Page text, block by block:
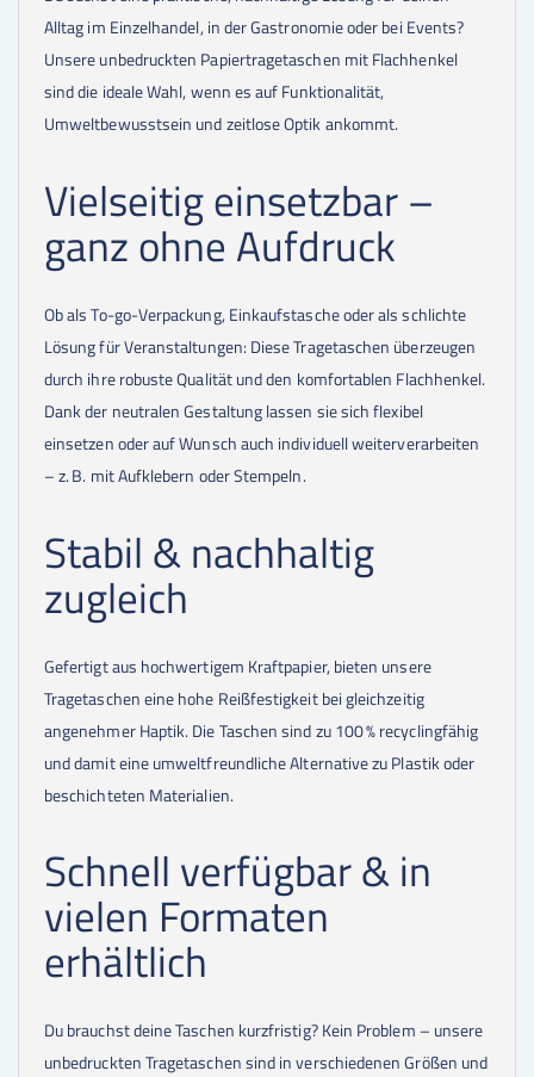
Alltag im Einzelhandel, in der Gastronomie oder bei Events?
Unsere unbedruckten Papiertragetaschen mit Flachhenkel
sind die ideale Wahl, wenn es auf Funktionalität,
Umweltbewusstsein und zeitlose Optik ankommt.
Vielseitig einsetzbar –
ganz ohne Aufdruck
Ob als To-go-Verpackung, Einkaufstasche oder als schlichte
Lösung für Veranstaltungen: Diese Tragetaschen überzeugen
durch ihre robuste Qualität und den komfortablen Flachhenkel.
Dank der neutralen Gestaltung lassen sie sich flexibel
einsetzen oder auf Wunsch auch individuell weiterverarbeiten
– z. B. mit Aufklebern oder Stempeln.
Stabil & nachhaltig
zugleich
Gefertigt aus hochwertigem Kraftpapier, bieten unsere
Tragetaschen eine hohe Reißfestigkeit bei gleichzeitig
angenehmer Haptik. Die Taschen sind zu 100 % recyclingfähig
und damit eine umweltfreundliche Alternative zu Plastik oder
beschichteten Materialien.
Schnell verfügbar & in
vielen Formaten
erhältlich
Du brauchst deine Taschen kurzfristig? Kein Problem – unsere
unbedruckten Tragetaschen sind in verschiedenen Größen und